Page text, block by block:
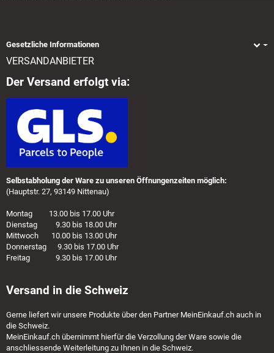
Gesetzliche Informationen
VERSANDANBIETER
Der Versand erfolgt via:
Selbstabholung der Ware zu unseren Öffnungenzeiten möglich:
(Hauptstr. 27, 93149 Nittenau)
Montag 13.00 bis 17.00 Uhr
Dienstag 9.30 bis 18.00 Uhr
Mittwoch 10.00 bis 13.00 Uhr
Donnerstag 9.30 bis 17.00 Uhr
Freitag 9.30 bis 17.00 Uhr
Versand in die Schweiz
Gerne liefert wir unsere Produkte über den Partner MeinEinkauf.ch auch in
die Schweiz.
MeinEinkauf.ch übernimmt hierfür die Verzollung der Ware sowie die
anschliessende Weiterleitung zu Ihnen in die Schweiz.